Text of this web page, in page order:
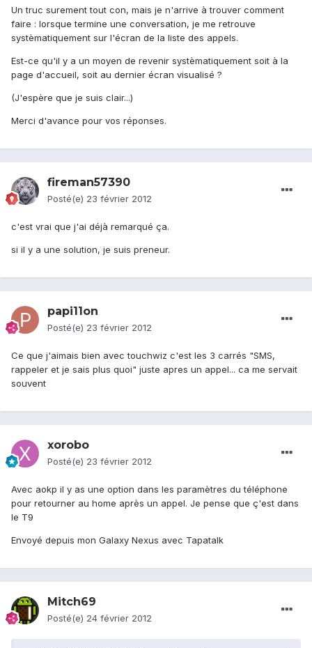
Un truc surement tout con, mais je n'arrive à trouver comment
faire : lorsque termine une conversation, je me retrouve
systèmatiquement sur l'écran de la liste des appels.
Est-ce qu'il y a un moyen de revenir systèmatiquement soit à la
page d'accueil, soit au dernier écran visualisé ?
(J'espère que je suis clair...)
Merci d'avance pour vos réponses.
fireman57390
Posté(e) 23 février 2012
c'est vrai que j'ai déjà remarqué ça.
si il y a une solution, je suis preneur.
papi11on
Posté(e) 23 février 2012
Ce que j'aimais bien avec touchwiz c'est les 3 carrés "SMS,
rappeler et je sais plus quoi" juste apres un appel... ca me servait
souvent
xorobo
Posté(e) 23 février 2012
Avec aokp il y as une option dans les paramètres du téléphone
pour retourner au home après un appel. Je pense que ç'est dans
le T9
Envoyé depuis mon Galaxy Nexus avec Tapatalk
Mitch69
Posté(e) 24 février 2012